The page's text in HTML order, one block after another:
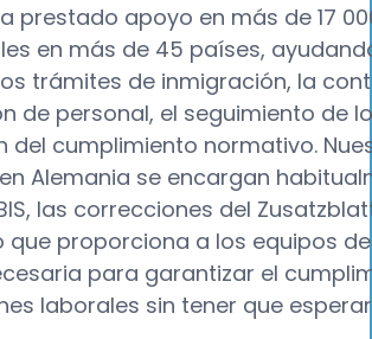
prestado apoyo en más de 17
en más de 45 países,
trámites de inmigración, la
de personal, el seguimiento de
del cumplimiento normativo.
Alemania se encargan
las correcciones del
que proporciona a los equipos de
para garantizar el
laborales sin tener que